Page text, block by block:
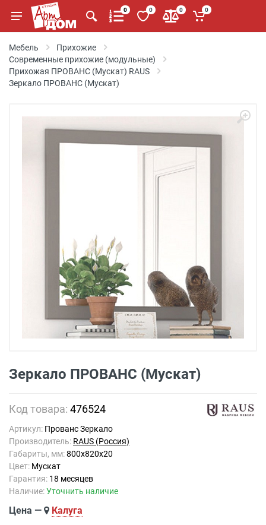
0 0 0 0
Мебель
Прихожие
Современные прихожие (модульные)
Прихожая ПРОВАНС (Мускат) RAUS
Зеркало ПРОВАНС (Мускат)
Зеркало ПРОВАНС (Мускат)
Код товара: 476524
Артикул: Прованс Зеркало
Производитель: RAUS (Россия)
Габариты, мм:800х820х20
Цвет: Мускат
Гарантия: 18 месяцев
Наличие:Уточнить наличие
Цена — Калуга